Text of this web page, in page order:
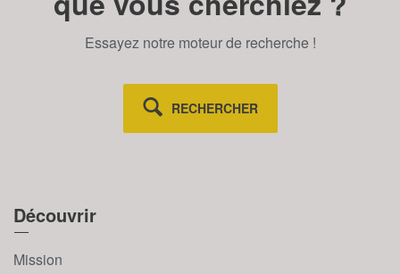
Essayez notre moteur de recherche !
RECHERCHER
Découvrir
Mission